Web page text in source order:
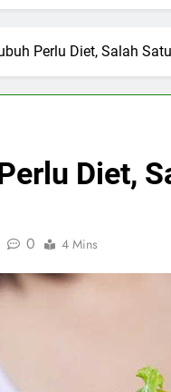
Perlu Diet, Salah
Diet,
0 4 Mins